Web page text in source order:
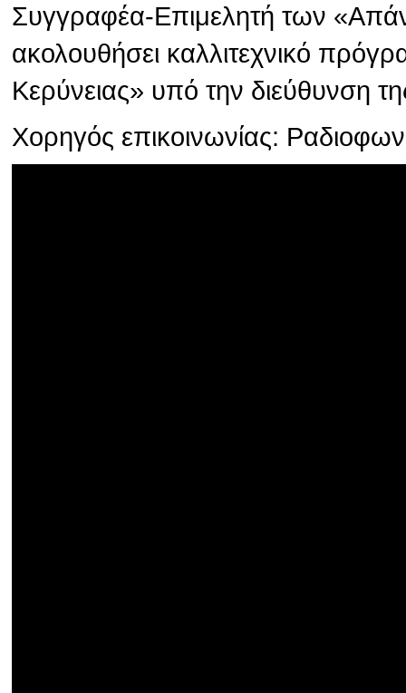
Συγγραφέα-Επιμελητή των
ακολουθήσει καλλιτεχνικό
Κερύνειας» υπό την διεύθυνση
Χορηγός επικοινωνίας: